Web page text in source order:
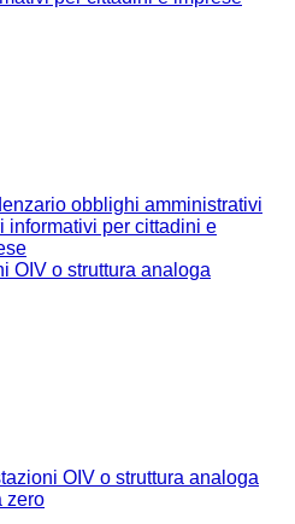
obblighi amministrativi
informativi per cittadini e
OIV o struttura analoga
OIV o struttura analoga
zero